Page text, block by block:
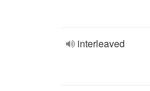
interleaved